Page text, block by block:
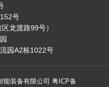
号
龙渡路99号）
园A2栋1022号
能装备有限公司 粤ICP备